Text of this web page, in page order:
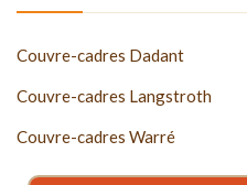
Couvre-cadres Dadant
Couvre-cadres Langstroth
Couvre-cadres Warré